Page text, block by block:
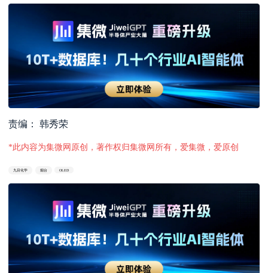
责编： 韩秀荣
*此内容为集微网原创，著作权归集微网所有，爱集微，爱原创
九目化学 烟台 OLED